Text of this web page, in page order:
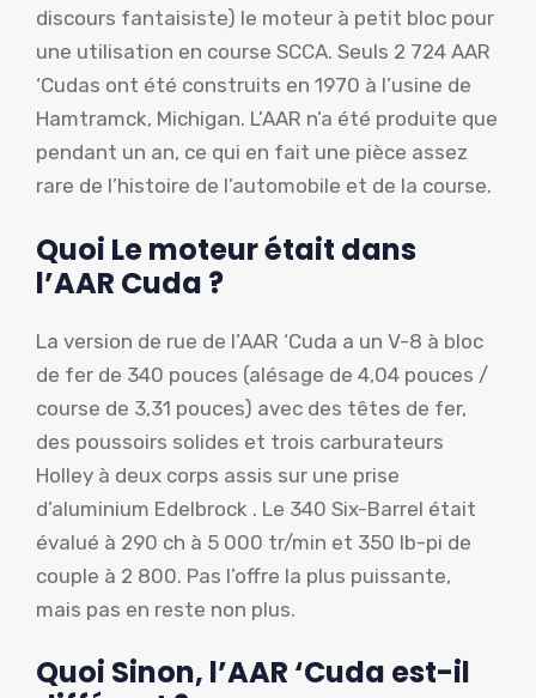
discours fantaisiste) le moteur à petit bloc pour
une utilisation en course SCCA. Seuls 2 724 AAR
‘Cudas ont été construits en 1970 à l’usine de
Hamtramck, Michigan. L’AAR n’a été produite que
pendant un an, ce qui en fait une pièce assez
rare de l’histoire de l’automobile et de la course.
Quoi Le moteur était dans
l’AAR Cuda ?
La version de rue de l’AAR ‘Cuda a un V-8 à bloc
de fer de 340 pouces (alésage de 4,04 pouces /
course de 3,31 pouces) avec des têtes de fer,
des poussoirs solides et trois carburateurs
Holley à deux corps assis sur une prise
d’aluminium Edelbrock . Le 340 Six-Barrel était
évalué à 290 ch à 5 000 tr/min et 350 lb-pi de
couple à 2 800. Pas l’offre la plus puissante,
mais pas en reste non plus.
Quoi Sinon, l’AAR ‘Cuda est-il